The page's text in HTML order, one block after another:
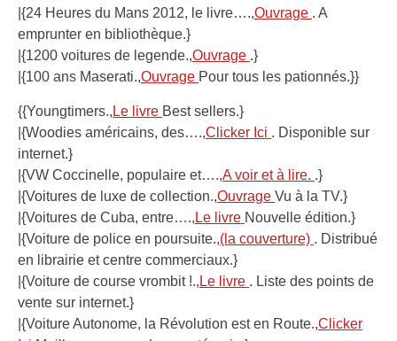
|{24 Heures du Mans 2012, le livre….,Ouvrage . A
emprunter en bibliothèque.}
|{1200 voitures de legende.,Ouvrage .}
|{100 ans Maserati.,Ouvrage Pour tous les pationnés.}}
{{Youngtimers., Le livre Best sellers.}
|{Woodies américains, des….,Clicker Ici . Disponible sur
internet.}
|{VW Coccinelle, populaire et….,A voir et à lire. .}
|{Voitures de luxe de collection.,Ouvrage Vu à la TV.}
|{Voitures de Cuba, entre…., Le livre Nouvelle édition.}
|{Voiture de police en poursuite.,(la couverture) . Distribué
en librairie et centre commerciaux.}
|{Voiture de course vrombit !., Le livre . Liste des points de
vente sur internet.}
|{Voiture Autonome, la Révolution est en Route.,Clicker